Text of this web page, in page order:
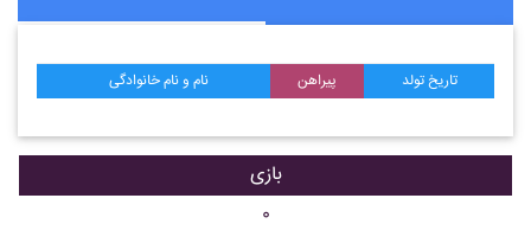
نام و نام خانوادگی پیراهن تاریخ تولد
بازی
۰